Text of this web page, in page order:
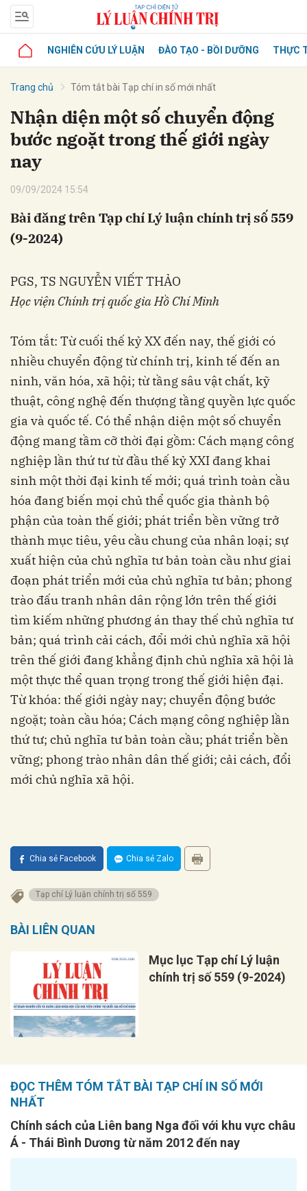
NGHIÊN CỨU LÝ LUẬN ĐÀO TẠO - BỒI DƯỠNG THỰC
Trang chủ Tóm tắt bài Tạp chí in số mới nhất
Nhận diện một số chuyển động
bước ngoặt trong thế giới ngày
nay
09/09/2024 15:54
Bài đăng trên Tạp chí Lý luận chính trị số 559
(9-2024)
PGS, TS NGUYỄN VIẾT THẢO
Học viện Chính trị quốc gia Hồ Chí Minh
Tóm tắt: Từ cuối thế kỷ XX đến nay, thế giới có
nhiều chuyển động từ chính trị, kinh tế đến an
ninh, văn hóa, xã hội; từ tầng sâu vật chất, kỹ
thuật, công nghệ đến thượng tầng quyền lực quốc
gia và quốc tế. Có thể nhận diện một số chuyển
động mang tầm cỡ thời đại gồm: Cách mạng công
nghiệp lần thứ tư từ đầu thế kỷ XXI đang khai
sinh một thời đại kinh tế mới; quá trình toàn cầu
hóa đang biến mọi chủ thể quốc gia thành bộ
phận của toàn thế giới; phát triển bền vững trở
thành mục tiêu, yêu cầu chung của nhân loại; sự
xuất hiện của chủ nghĩa tư bản toàn cầu như giai
đoạn phát triển mới của chủ nghĩa tư bản; phong
trào đấu tranh nhân dân rộng lớn trên thế giới
tìm kiếm những phương án thay thế chủ nghĩa tư
bản; quá trình cải cách, đổi mới chủ nghĩa xã hội
trên thế giới đang khẳng định chủ nghĩa xã hội là
một thực thể quan trọng trong thế giới hiện đại.
Từ khóa: thế giới ngày nay; chuyển động bước
ngoặt; toàn cầu hóa; Cách mạng công nghiệp lần
thứ tư; chủ nghĩa tư bản toàn cầu; phát triển bền
vững; phong trào nhân dân thế giới; cải cách, đổi
mới chủ nghĩa xã hội.
Chia sẻ Facebook Chia sẻ Zalo
Tạp chí Lý luận chính trị số 559
BÀI LIÊN QUAN
Mục lục Tạp chí Lý luận
chính trị số 559 (9-2024)
ĐỌC THÊM TÓM TẮT BÀI TẠP CHÍ IN SỐ MỚI
NHẤT
Chính sách của Liên bang Nga đối với khu vực châu
Á - Thái Bình Dương từ năm 2012 đến nay